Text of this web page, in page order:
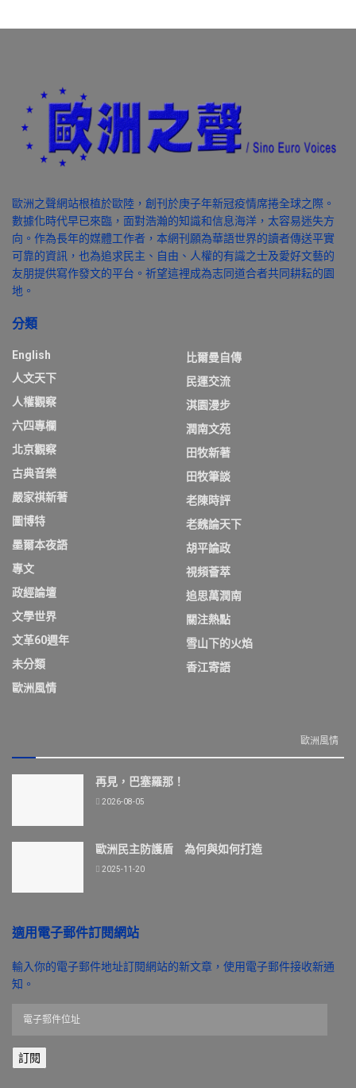
歐洲之聲網站根植於歐陸，創刊於庚子年新冠疫情席捲全球之際。
數據化時代早已來臨，面對浩瀚的知識和信息海洋，太容易迷失方
向。作為長年的媒體工作者，本網刊願為華語世界的讀者傳送平實
可靠的資訊，也為追求民主、自由、人權的有識之士及愛好文藝的
友朋提供寫作發文的平台。祈望這裡成為志同道合者共同耕耘的園
地。
分類
English
人文天下
人權觀察
六四專欄
北京觀察
古典音樂
嚴家祺新著
圖博特
墨爾本夜語
專文
政經論壇
文學世界
文革60週年
未分類
歐洲風情
比爾曼自傳
民運交流
淇園漫步
潤南文苑
田牧新著
田牧筆談
老陳時評
老魏論天下
胡平論政
視頻薈萃
追思萬潤南
關注熱點
雪山下的火焰
香江寄語
歐洲風情
再見，巴塞羅那！
2026-08-05
歐洲民主防護盾 為何與如何打造
2025-11-20
適用電子郵件訂閱網站
輸入你的電子郵件地址訂閱網站的新文章，使用電子郵件接收新通
知。
郵
件訂閱